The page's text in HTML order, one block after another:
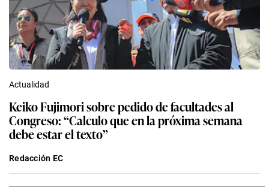
Actualidad
Keiko Fujimori sobre pedido de facultades al
Congreso: “Calculo que en la próxima semana
debe estar el texto”
Redacción EC